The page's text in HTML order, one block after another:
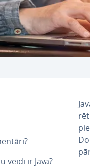
veidi ir Java?